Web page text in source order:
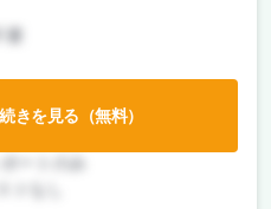
続きを見る（無料）